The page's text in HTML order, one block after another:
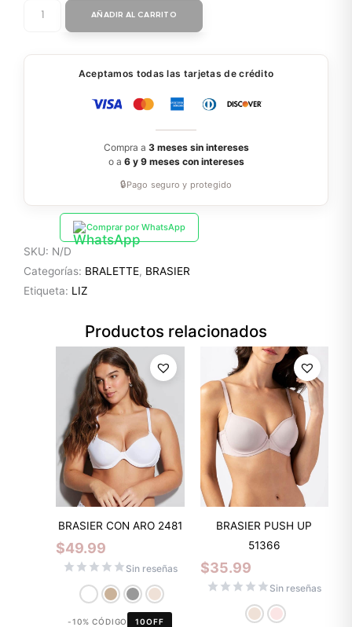
BRALETTE
CORSET
AÑADIR AL CARRITO
Aceptamos todas las tarjetas de crédito
Compra a 3 meses sin intereses
o a 6 y 9 meses con intereses
🔒Pago seguro y protegido
Comprar por WhatsApp
SKU: N/D
Categorías: BRALETTE, BRASIER
Etiqueta: LIZ
Productos relacionados
BRASIER CON ARO 2481
$49.99
Sin reseñas
-10% CÓDIGO 10OFF
BRASIER PUSH UP
51366
$35.99
Sin reseñas